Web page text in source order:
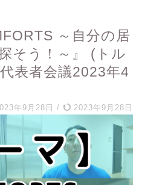
～自分の居
そう！～』 (トル
表者会議2023年4
年9月28日 / 2023年9月28日